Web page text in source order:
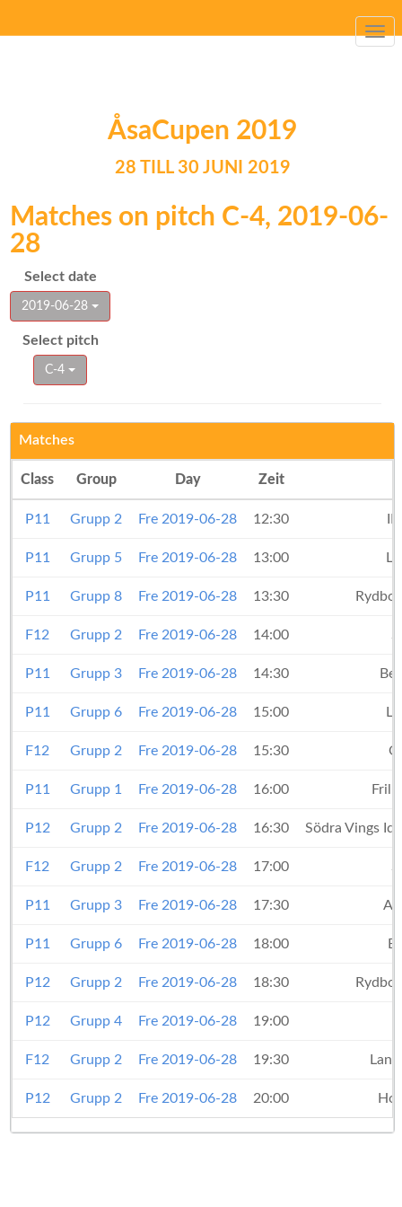
ÅsaCupen 2019
28 TILL 30 JUNI 2019
Matches on pitch C-4, 2019-06-
28
Select date
2019-06-28
Select pitch
C-4
Matches
Class Group Day Zeit
P11 Grupp 2 Fre 2019-06-28 12:30
P11 Grupp 5 Fre 2019-06-28 13:00
P11 Grupp 8 Fre 2019-06-28 13:30
F12 Grupp 2 Fre 2019-06-28 14:00
P11 Grupp 3 Fre 2019-06-28 14:30
P11 Grupp 6 Fre 2019-06-28 15:00
F12 Grupp 2 Fre 2019-06-28 15:30
P11 Grupp 1 Fre 2019-06-28 16:00
P12 Grupp 2 Fre 2019-06-28 16:30 Södra Vings
F12 Grupp 2 Fre 2019-06-28 17:00
P11 Grupp 3 Fre 2019-06-28 17:30
P11 Grupp 6 Fre 2019-06-28 18:00
P12 Grupp 2 Fre 2019-06-28 18:30
P12 Grupp 4 Fre 2019-06-28 19:00
F12 Grupp 2 Fre 2019-06-28 19:30
P12 Grupp 2 Fre 2019-06-28 20:00